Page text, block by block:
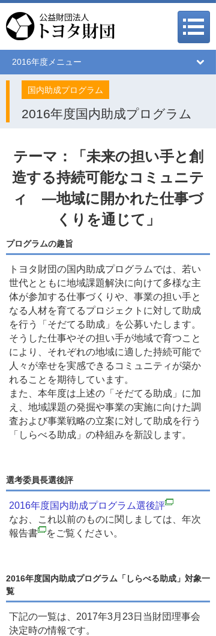
2016年度メニュー
国内助成プログラム
2016年度国内助成プログラム
テーマ：「未来の担い手と創
造する持続可能なコミュニテ
ィ ―地域に開かれた仕事づ
くりを通じて」
プログラムの趣旨
トヨタ財団の国内助成プログラムでは、若い
世代とともに地域課題解決に向けて多様な主
体が参加する仕事づくりや、事業の担い手と
なる人材を育てるプロジェクトに対して助成
を行う「そだてる助成」を公募いたします。
そうした仕事やその担い手が地域で育つこと
により、それぞれの地域に適した持続可能で
人々が幸せを実感できるコミュニティが築か
れることを期待しています。
また、本年度は上述の「そだてる助成」に加
え、地域課題の発掘や事業の実施に向けた調
査および事業戦略の立案に対して助成を行う
「しらべる助成」の枠組みを新設します。
選考委員長選後評
2016年度国内助成プログラム選後評
なお、これ以前のものに関しましては、年次
報告書
をご覧ください。
2016年度国内助成プログラム「しらべる助成」対象一
覧
下記の一覧は、2017年3月23日当財団理事会
決定時の情報です。